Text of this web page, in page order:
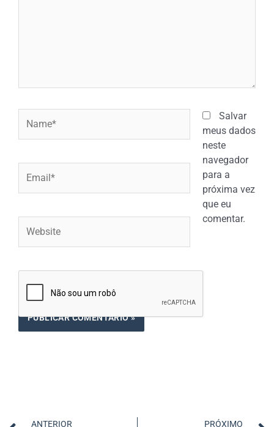
Salvar
meus dados
neste
navegador
para a
próxima vez
que eu
comentar.
ANTERIOR PRÓXIMO